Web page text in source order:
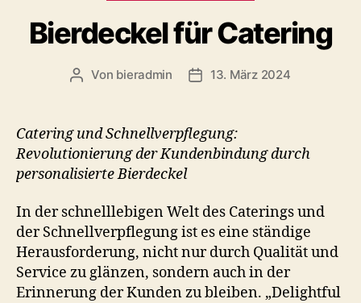
Bierdeckel für Catering
Beitragsautor
Von bieradmin Veröffentlichungsdatum
13. März 2024
Catering und Schnellverpflegung:
Revolutionierung der Kundenbindung durch
personalisierte Bierdeckel
In der schnelllebigen Welt des Caterings und
der Schnellverpflegung ist es eine ständige
Herausforderung, nicht nur durch Qualität und
Service zu glänzen, sondern auch in der
Erinnerung der Kunden zu bleiben. „Delightful